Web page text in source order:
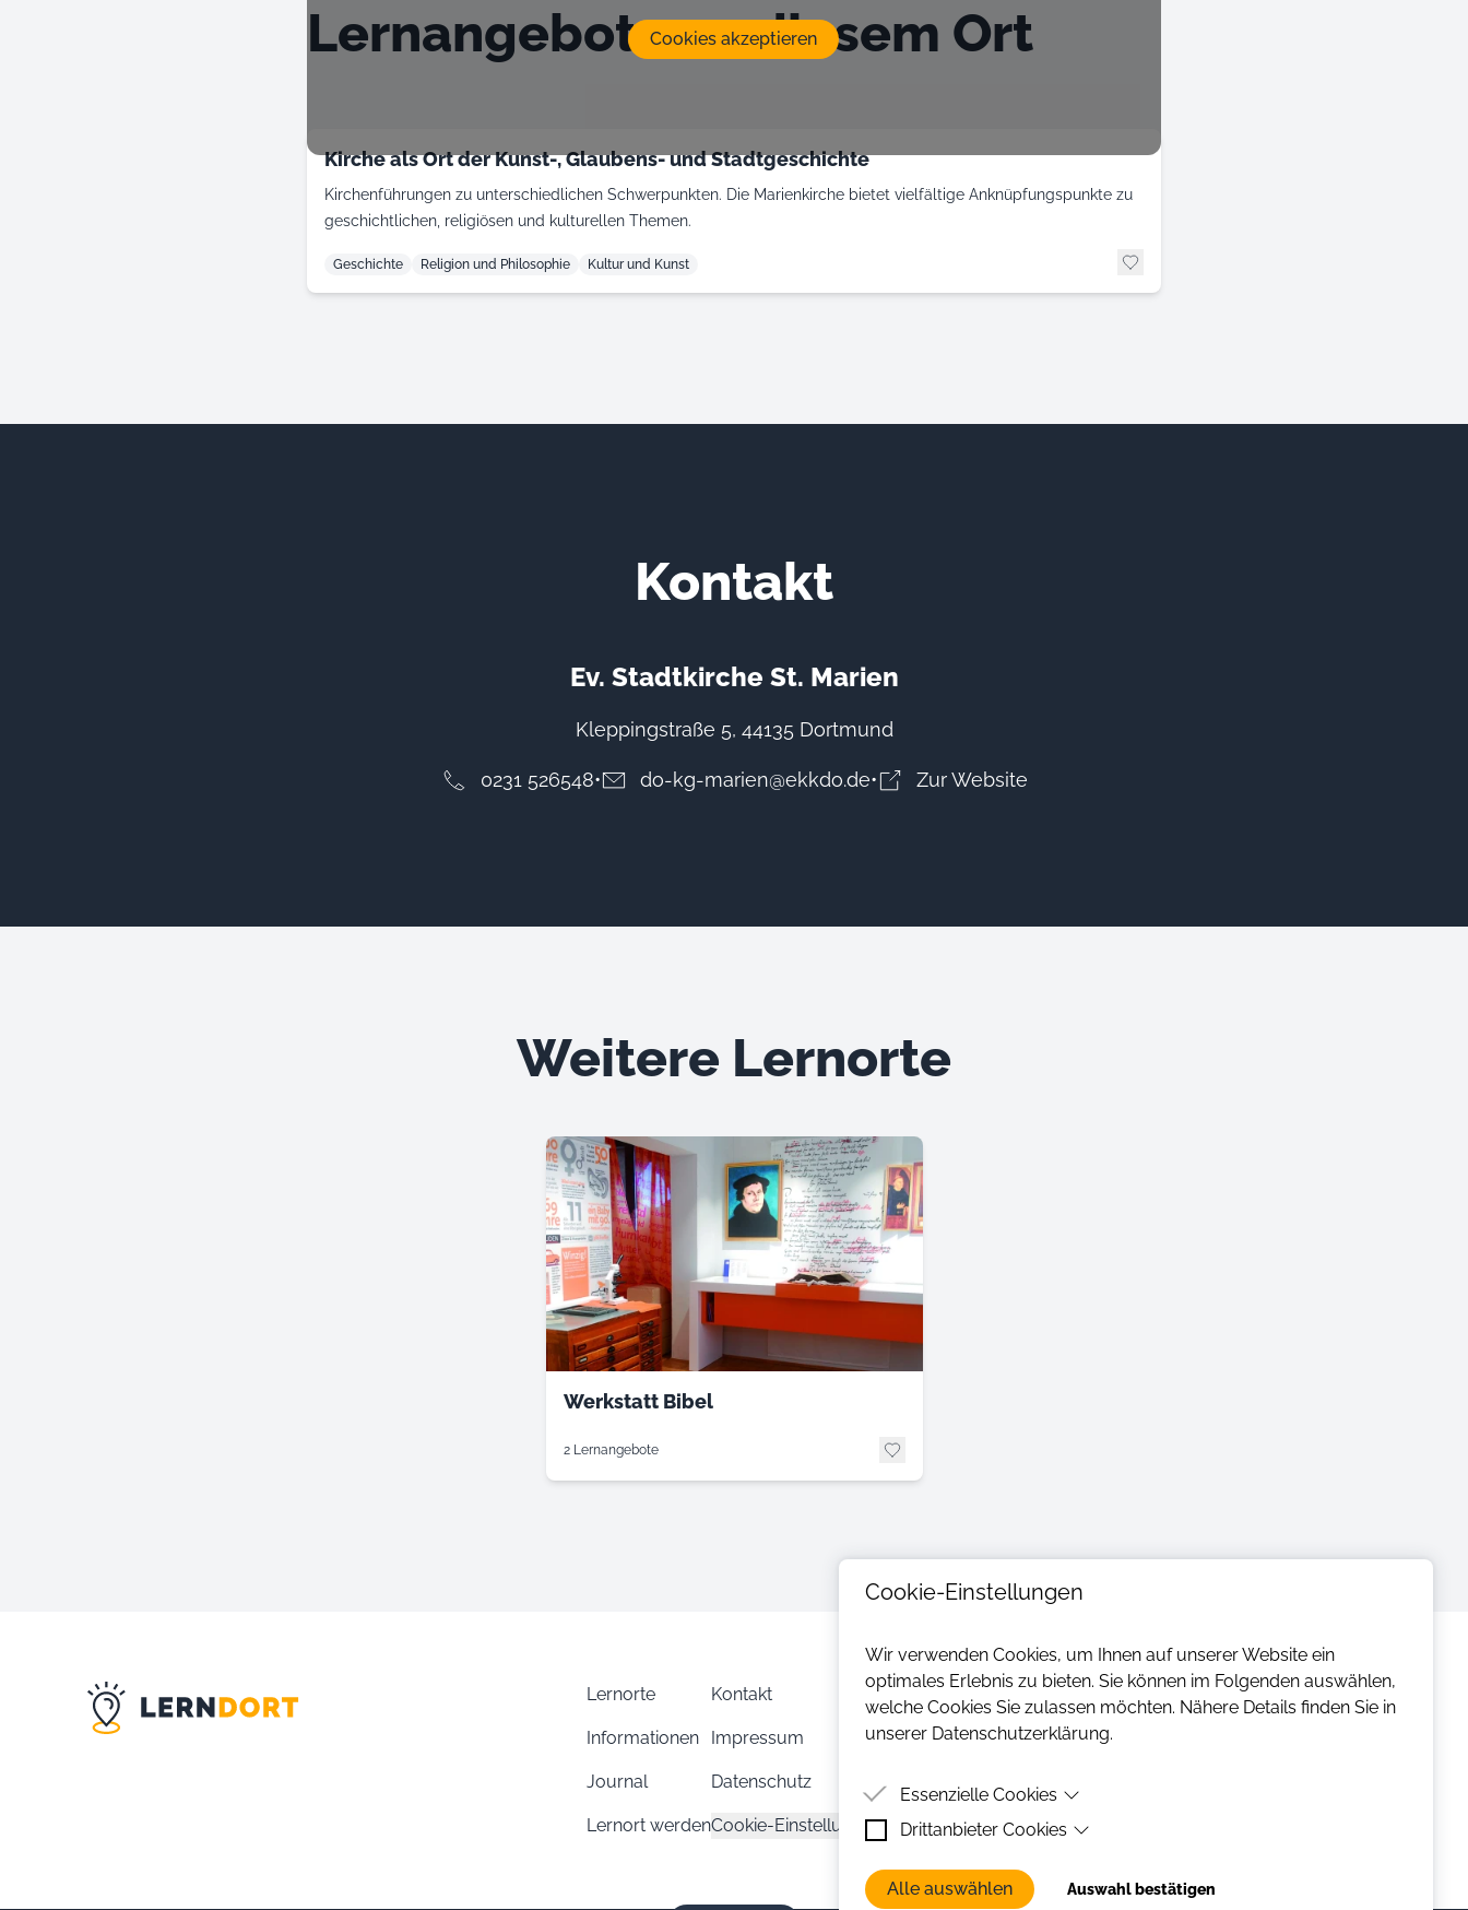
Cookies akzeptieren
Lernangebote an diesem Ort
Kirche als Ort der Kunst-, Glaubens- und Stadtgeschichte
Kirchenführungen zu unterschiedlichen Schwerpunkten. Die Marienkirche bietet vielfältige Anknüpfungspunkte zu
geschichtlichen, religiösen und kulturellen Themen.
Geschichte Religion und Philosophie Kultur und Kunst
Kontakt
Ev. Stadtkirche St. Marien
Kleppingstraße 5, 44135 Dortmund
0231 526548 do-kg-marien@ekkdo.de Zur Website
Weitere Lernorte
Werkstatt Bibel
2 Lernangebote
Lernorte
Informationen
Journal
Lernort werden
Kontakt
Impressum
Datenschutz
Cookie-Einstellungen
Cookie-Einstellungen
Wir verwenden Cookies, um Ihnen auf unserer Website ein
optimales Erlebnis zu bieten. Sie können im Folgenden auswählen,
welche Cookies Sie zulassen möchten. Nähere Details finden Sie in
unserer Datenschutzerklärung.
Essenzielle Cookies
Essenzielle Cookies sind Cookies, welche für die ordnungsgemäße
Drittanbieter Cookies
Drittanbieter Cookies sind Cookies, die Drittanbieter-Software setzen,
um Funktionen wie Youtube oder Vimeo Videos zu ermöglichen.
Alle auswählen Auswahl bestätigen